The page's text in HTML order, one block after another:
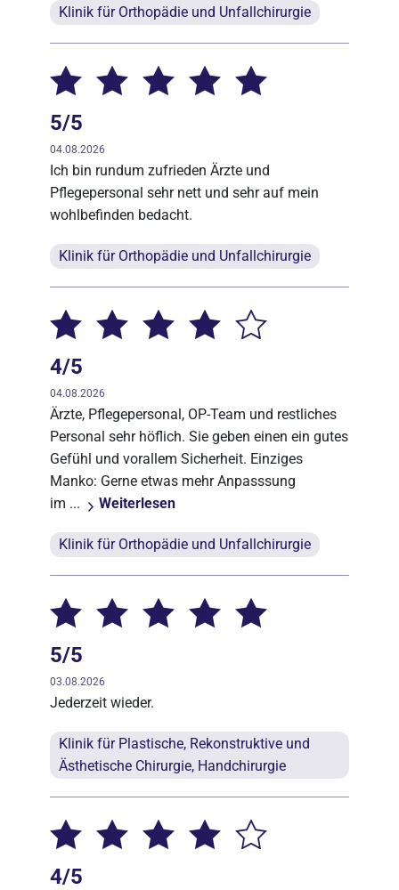
Klinik für Orthopädie und Unfallchirurgie
5/5
04.08.2026
Ich bin rundum zufrieden Ärzte und
Pflegepersonal sehr nett und sehr auf mein
wohlbefinden bedacht.
Klinik für Orthopädie und Unfallchirurgie
4/5
04.08.2026
Ärzte, Pflegepersonal, OP-Team und restliches
Personal sehr höflich. Sie geben einen ein gutes
Gefühl und vorallem Sicherheit. Einziges
Manko: Gerne etwas mehr Anpasssung
im ...
Weiterlesen
Klinik für Orthopädie und Unfallchirurgie
5/5
03.08.2026
Jederzeit wieder.
Klinik für Plastische, Rekonstruktive und
Ästhetische Chirurgie, Handchirurgie
4/5